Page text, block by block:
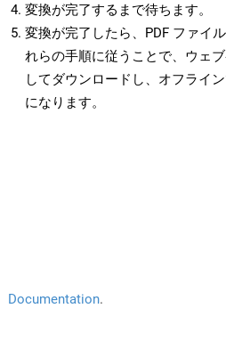
変換が完了するまで待ちます。
変換が完了したら、PDF ファイ
れらの手順に従うことで、ウェ
してダウンロードし、オフライ
になります。
Documentation.